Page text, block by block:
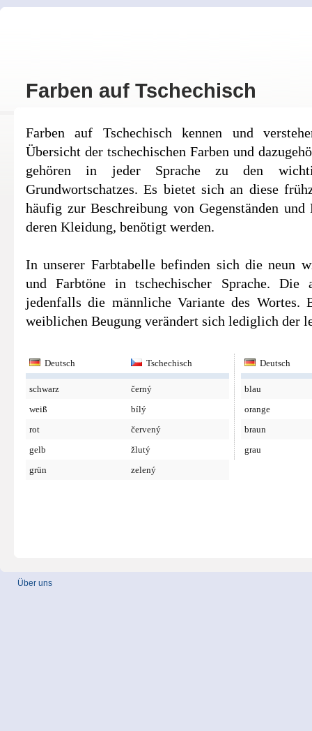
Farben auf Tschechisch
Farben auf Tschechisch kennen und
Übersicht der tschechischen Farben und
gehören in jeder Sprache zu den
Grundwortschatzes. Es bietet sich an diese
häufig zur Beschreibung von Gegenständen und
deren Kleidung, benötigt werden.
In unserer Farbtabelle befinden sich die neun
und Farbtöne in tschechischer Sprache. Die
jedenfalls die männliche Variante des Wortes.
weiblichen Beugung verändert sich lediglich der
Deutsch Tschechisch
schwarz
černý
weiß
bílý
rot
červený
gelb
žlutý
grün
zelený
Deutsch
blau
orange
braun
grau
Über uns